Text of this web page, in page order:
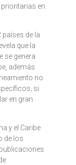
en
de la
que la
se genera
además
no
si
en gran
y el Caribe
de los